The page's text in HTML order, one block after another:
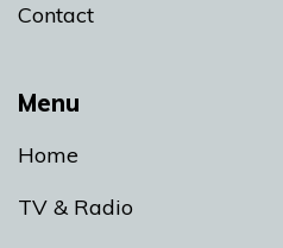
Menu
Home
TV & Radio
Contact